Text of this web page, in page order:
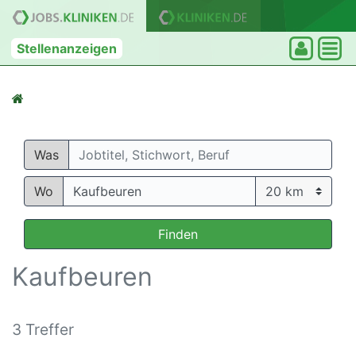
Stellenanzeigen
Was
Wo
Finden
Kaufbeuren
3 Treffer